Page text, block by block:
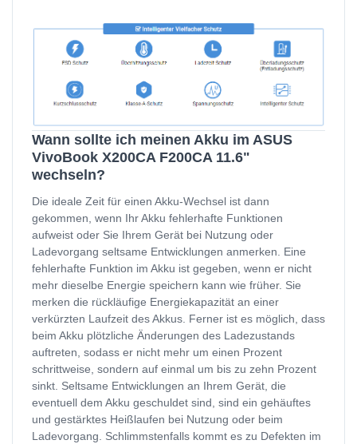
Wann sollte ich meinen Akku im ASUS
VivoBook X200CA F200CA 11.6"
wechseln?
Die ideale Zeit für einen Akku-Wechsel ist dann
gekommen, wenn Ihr Akku fehlerhafte Funktionen
aufweist oder Sie Ihrem Gerät bei Nutzung oder
Ladevorgang seltsame Entwicklungen anmerken. Eine
fehlerhafte Funktion im Akku ist gegeben, wenn er nicht
mehr dieselbe Energie speichern kann wie früher. Sie
merken die rückläufige Energiekapazität an einer
verkürzten Laufzeit des Akkus. Ferner ist es möglich, dass
beim Akku plötzliche Änderungen des Ladezustands
auftreten, sodass er nicht mehr um einen Prozent
schrittweise, sondern auf einmal um bis zu zehn Prozent
sinkt. Seltsame Entwicklungen an Ihrem Gerät, die
eventuell dem Akku geschuldet sind, sind ein gehäuftes
und gestärktes Heißlaufen bei Nutzung oder beim
Ladevorgang. Schlimmstenfalls kommt es zu Defekten im